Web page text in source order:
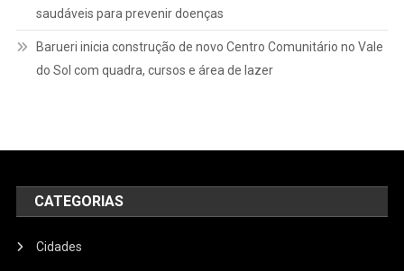
saudáveis para prevenir doenças
Barueri inicia construção de novo Centro Comunitário no Vale
do Sol com quadra, cursos e área de lazer
CATEGORIAS
Cidades